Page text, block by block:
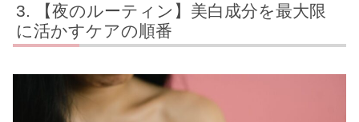
【夜のルーティン】美白成分を最大限
に活かすケアの順番